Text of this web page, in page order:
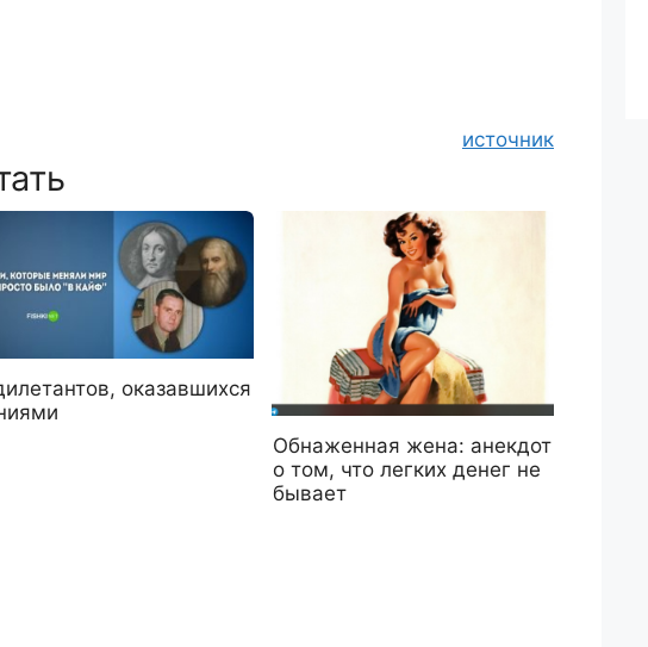
источник
оказавшихся
Обнаженная жена: анекдот
о том, что легких денег не
бывает